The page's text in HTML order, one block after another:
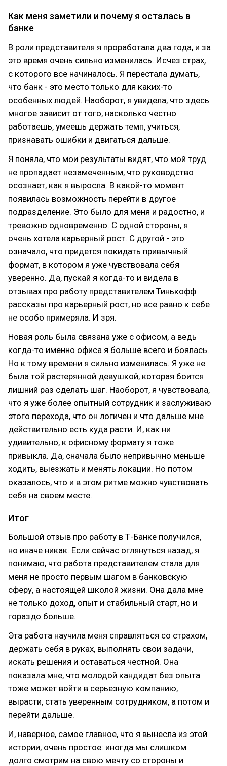
Как меня заметили и почему я осталась в
банке
В роли представителя я проработала два года, и за
это время очень сильно изменилась. Исчез страх,
с которого все начиналось. Я перестала думать,
что банк - это место только для каких-то
особенных людей. Наоборот, я увидела, что здесь
многое зависит от того, насколько честно
работаешь, умеешь держать темп, учиться,
признавать ошибки и двигаться дальше.
Я поняла, что мои результаты видят, что мой труд
не пропадает незамеченным, что руководство
осознает, как я выросла. В какой-то момент
появилась возможность перейти в другое
подразделение. Это было для меня и радостно, и
тревожно одновременно. С одной стороны, я
очень хотела карьерный рост. С другой - это
означало, что придется покидать привычный
формат, в котором я уже чувствовала себя
уверенно. Да, пускай я когда-то и видела в
отзывах про работу представителем Тинькофф
рассказы про карьерный рост, но все равно к себе
не особо примеряла. И зря.
Новая роль была связана уже с офисом, а ведь
когда-то именно офиса я больше всего и боялась.
Но к тому времени я сильно изменилась. Я уже не
была той растерянной девушкой, которая боится
лишний раз сделать шаг. Наоборот, я чувствовала,
что я уже более опытный сотрудник и заслуживаю
этого перехода, что он логичен и что дальше мне
действительно есть куда расти. И, как ни
удивительно, к офисному формату я тоже
привыкла. Да, сначала было непривычно меньше
ходить, выезжать и менять локации. Но потом
оказалось, что и в этом ритме можно чувствовать
себя на своем месте.
Итог
Большой отзыв про работу в Т-Банке получился,
но иначе никак. Если сейчас оглянуться назад, я
понимаю, что работа представителем стала для
меня не просто первым шагом в банковскую
сферу, а настоящей школой жизни. Она дала мне
не только доход, опыт и стабильный старт, но и
гораздо больше.
Эта работа научила меня справляться со страхом,
держать себя в руках, выполнять свои задачи,
искать решения и оставаться честной. Она
показала мне, что молодой кандидат без опыта
тоже может войти в серьезную компанию,
вырасти, стать уверенным сотрудником, а потом и
перейти дальше.
И, наверное, самое главное, что я вынесла из этой
истории, очень простое: иногда мы слишком
долго смотрим на свою мечту со стороны и